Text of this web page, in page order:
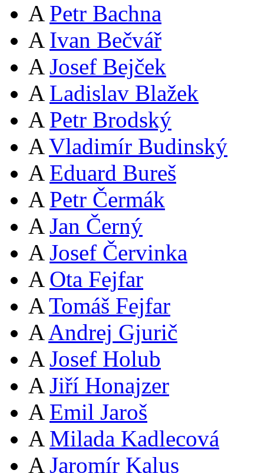
A Petr Bachna
A Ivan Bečvář
A Josef Bejček
A Ladislav Blažek
A Petr Brodský
A Vladimír Budinský
A Eduard Bureš
A Petr Čermák
A Jan Černý
A Josef Červinka
A Ota Fejfar
A Tomáš Fejfar
A Andrej Gjurič
A Josef Holub
A Jiří Honajzer
A Emil Jaroš
A Milada Kadlecová
A Jaromír Kalus